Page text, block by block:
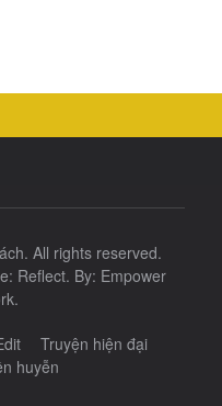
. All rights reserved.
Reflect. By: Empower
.
Truyện hiện đại
huyễn